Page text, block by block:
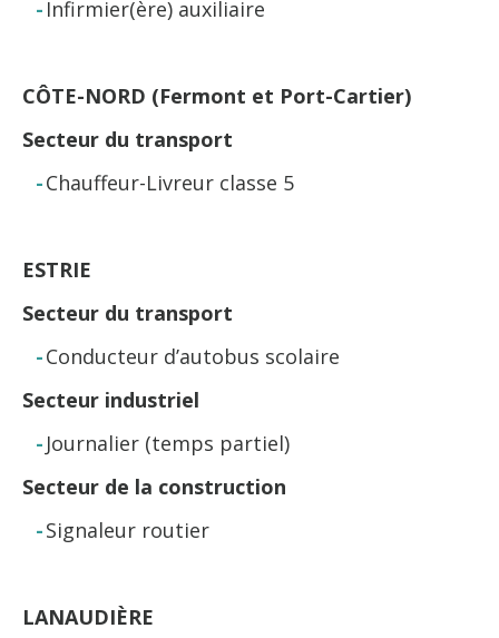
Infirmier(ère) auxiliaire
CÔTE-NORD (Fermont et Port-Cartier)
Secteur du transport
Chauffeur-Livreur classe 5
ESTRIE
Secteur du transport
Conducteur d’autobus scolaire
Secteur industriel
Journalier (temps partiel)
Secteur de la construction
Signaleur routier
LANAUDIÈRE